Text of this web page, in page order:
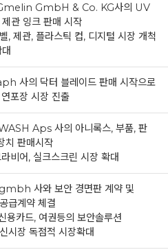
GmbH & Co. KG사의 UV
관 잉크 판매 시작
, 제관, 플라스틱 컵, 디지털 시장 개척
사의 닥터 블레이드 판매 시작으로
포장 시장 진출
Aps 사의 아니록스, 부품, 판
치 판매시작
비어, 실크스크린 시장 확대
사와 보안 경면판 계약 및
급계약 체결
용카드, 여권등의 보안솔루션
시장 독점적 시장확대